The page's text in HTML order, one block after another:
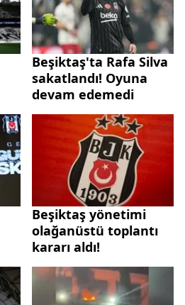
Beşiktaş'ta Rafa Silva
sakatlandı! Oyuna
devam edemedi
Beşiktaş yönetimi
olağanüstü toplantı
kararı aldı!